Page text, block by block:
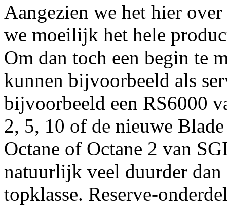
Aangezien we het hier
we moeilijk het hele
Om dan toch een begin te
kunnen bijvoorbeeld als
bijvoorbeeld een RS6000
2, 5, 10 of de nieuwe
Octane of Octane 2 van
natuurlijk veel duurder
topklasse. Reserve-